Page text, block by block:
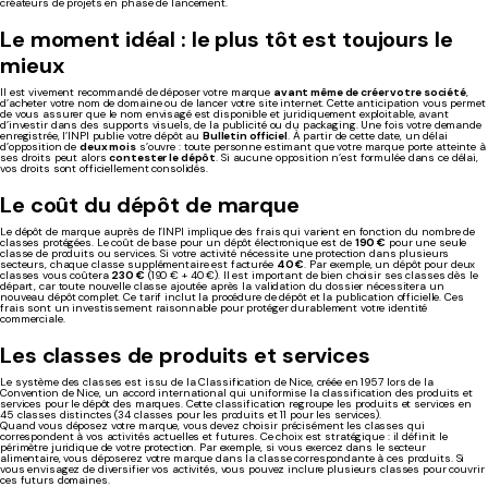
Le moment idéal : le plus tôt est toujours le
mieux
Il est vivement recommandé de déposer votre marque avant même de créer votre société,
d’acheter votre nom de domaine ou de lancer votre site internet. Cette anticipation vous permet
de vous assurer que le nom envisagé est disponible et juridiquement exploitable, avant
d’investir dans des supports visuels, de la publicité ou du packaging. Une fois votre demande
enregistrée, l’INPI publie votre dépôt au Bulletin officiel. À partir de cette date, un délai
d’opposition dedeux mois s’ouvre : toute personne estimant que votre marque porte atteinte à
ses droits peut alorscontester le dépôt. Si aucune opposition n’est formulée dans ce délai,
vos droits sont officiellement consolidés.
Le coût du dépôt de marque
Le dépôt de marque auprès de l’INPI implique des frais qui varient en fonction du nombre de
classes protégées. Le coût de base pour un dépôt électronique est de 190 € pour une seule
classe de produits ou services. Si votre activité nécessite une protection dans plusieurs
secteurs, chaque classe supplémentaire est facturée 40 €. Par exemple, un dépôt pour deux
classes vous coûtera 230 € (190 € + 40 €). Il est important de bien choisir ses classes dès le
départ, car toute nouvelle classe ajoutée après la validation du dossier nécessitera un
nouveau dépôt complet. Ce tarif inclut la procédure de dépôt et la publication officielle. Ces
frais sont un investissement raisonnable pour protéger durablement votre identité
commerciale.
Les classes de produits et services
Le système des classes est issu de la Classification de Nice, créée en 1957 lors de la
Convention de Nice, un accord international qui uniformise la classification des produits et
services pour le dépôt des marques. Cette classification regroupe les produits et services en
45 classes distinctes (34 classes pour les produits et 11 pour les services).
Quand vous déposez votre marque, vous devez choisir précisément les classes qui
correspondent à vos activités actuelles et futures. Ce choix est stratégique : il définit le
périmètre juridique de votre protection. Par exemple, si vous exercez dans le secteur
alimentaire, vous déposerez votre marque dans la classe correspondante à ces produits. Si
vous envisagez de diversifier vos activités, vous pouvez inclure plusieurs classes pour couvrir
ces futurs domaines.